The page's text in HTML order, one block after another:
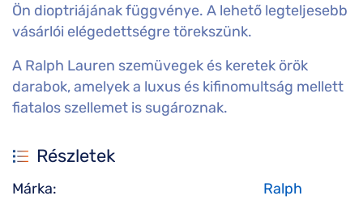
Ön dioptriájának függvénye. A lehető legteljesebb
vásárlói elégedettségre törekszünk.
A Ralph Lauren szemüvegek és keretek örök
darabok, amelyek a luxus és kifinomultság mellett
fiatalos szellemet is sugároznak.
Részletek
Márka: Ralph